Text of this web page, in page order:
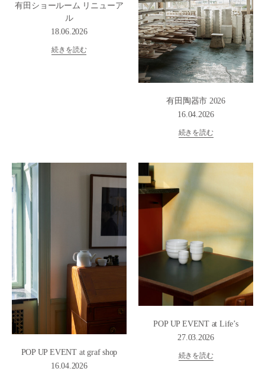
有田ショールーム リニューア
ル
18.06.2026
続きを読む
有田陶器市 2026
16.04.2026
続きを読む
POP UP EVENT at graf shop
16.04.2026
POP UP EVENT at Life’s
27.03.2026
続きを読む